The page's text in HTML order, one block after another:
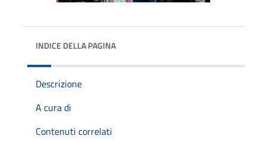
INDICE DELLA PAGINA
Descrizione
A cura di
Contenuti correlati